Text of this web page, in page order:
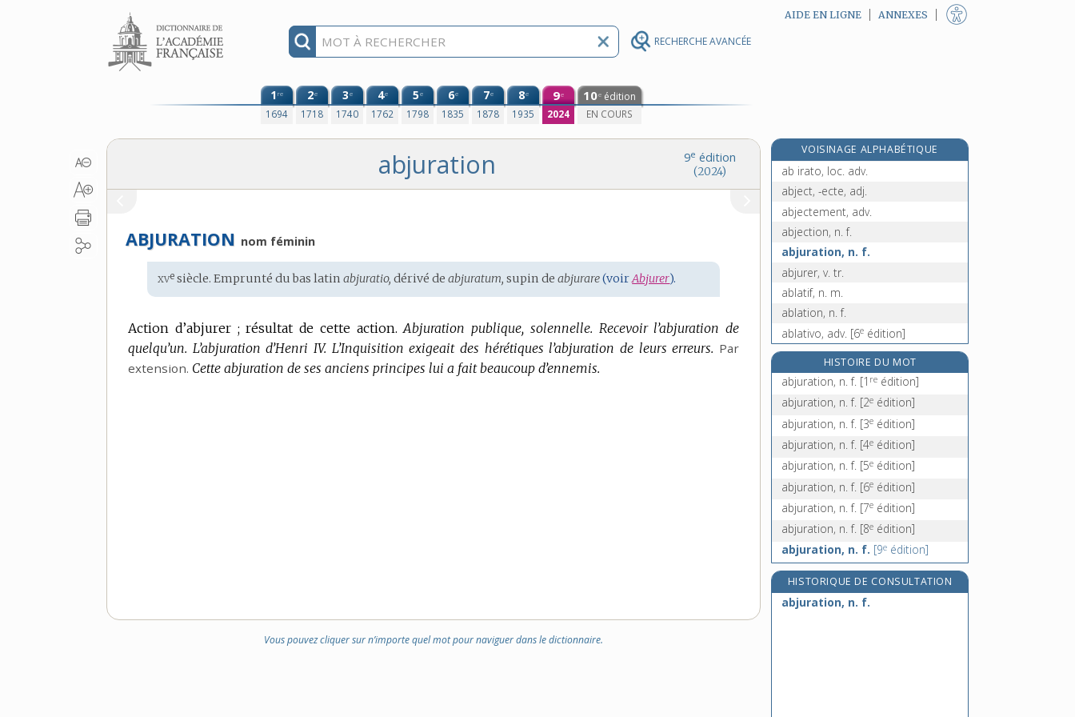
RECHERCHE AVANCÉE
Aller au contenu AIDE EN LIGNE ANNEXES
1re
1694
2e
1718
3e
1740
4e
1762
5e
1798
6e
1835
7e
1878
8e
1935
9e
2024
10e édition
EN COURS
9e édition
(2024)
abjuration
ABJURATION nom féminin
Étymologie
:
xve siècle. Emprunté dubas latin abjuratio, dérivé deabjuratum, supin deabjurare(voirAbjurer).
Action d’abjurer ; résultat de cette action. Abjuration publique, solennelle. Recevoir l’abjuration de
quelqu’un. L’abjuration d’Henri IV. L’Inquisition exigeait des hérétiques l’abjuration de leurs erreurs. Par
extension. Cette abjuration de ses anciens principes lui a fait beaucoup d’ennemis.
Vous pouvez cliquer sur n’importe quel mot pour naviguer dans le dictionnaire.
VOISINAGE ALPHABÉTIQUE
abiotique, adj.
ab irato, loc. adv.
abject, -ecte, adj.
abjectement, adv.
abjection, n. f.
abjuration, n. f.
abjurer, v. tr.
ablatif, n. m.
ablation, n. f.
ablativo, adv. [6e édition]
able, n. m.
ablégat, n. m.
ableret, n. m.
abluer, v. tr.
HISTOIRE DU MOT
abjuration, n. f. [1 re édition]
abjuration, n. f. [2e édition]
abjuration, n. f. [3e édition]
abjuration, n. f. [4e édition]
abjuration, n. f. [5e édition]
abjuration, n. f. [6e édition]
abjuration, n. f. [7e édition]
abjuration, n. f. [8e édition]
abjuration, n. f. [9e édition]
HISTORIQUE DE CONSULTATION
abjuration, n. f.